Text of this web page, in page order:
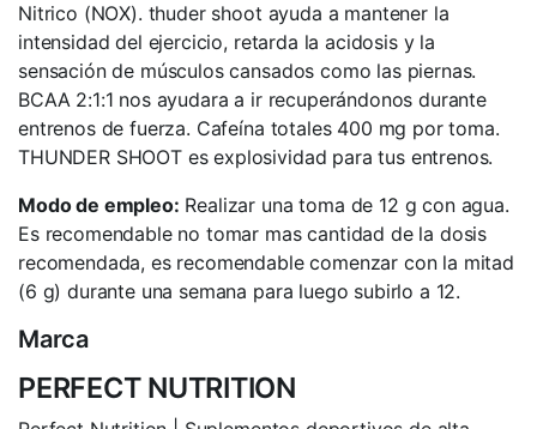
Nitrico (NOX). thuder shoot ayuda a mantener la
intensidad del ejercicio, retarda la acidosis y la
sensación de músculos cansados como las piernas.
BCAA 2:1:1 nos ayudara a ir recuperándonos durante
entrenos de fuerza. Cafeína totales 400 mg por toma.
THUNDER SHOOT es explosividad para tus entrenos.
Modo de empleo: Realizar una toma de 12 g con agua.
Es recomendable no tomar mas cantidad de la dosis
recomendada, es recomendable comenzar con la mitad
(6 g) durante una semana para luego subirlo a 12.
Marca
PERFECT NUTRITION